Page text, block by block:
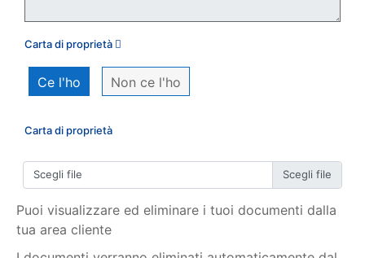
Carta di proprietà
Ce l'ho Non ce l'ho
Carta di proprietà
Scegli file
Puoi visualizzare ed eliminare i tuoi documenti dalla
tua area cliente